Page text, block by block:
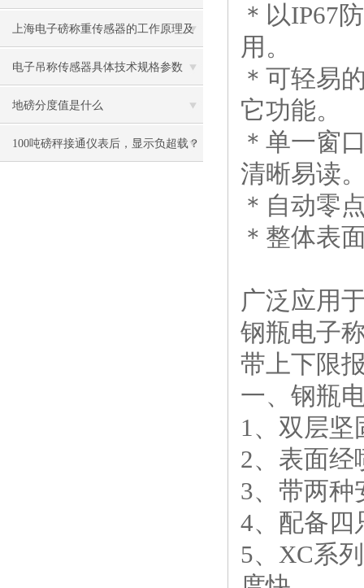
因素
上海电子磅称重传感器的工作原理及
参数
电子吊称传感器具体技术规格参数
地磅分度值是什么
100吨磅秤接通仪表后，显示负超载？
＊以IP67
用。
＊可轻易
它功能。
＊单一窗
清晰易读
＊自动零
＊整体表
广泛应用
钢瓶电子
带上下限
一、钢瓶
1、双层坚
2、表面经
3、带两种
4、配备四
5、XC系